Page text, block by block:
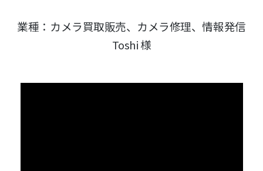
業種：カメラ買取販売、カメラ修理、情報発信
Toshi 様